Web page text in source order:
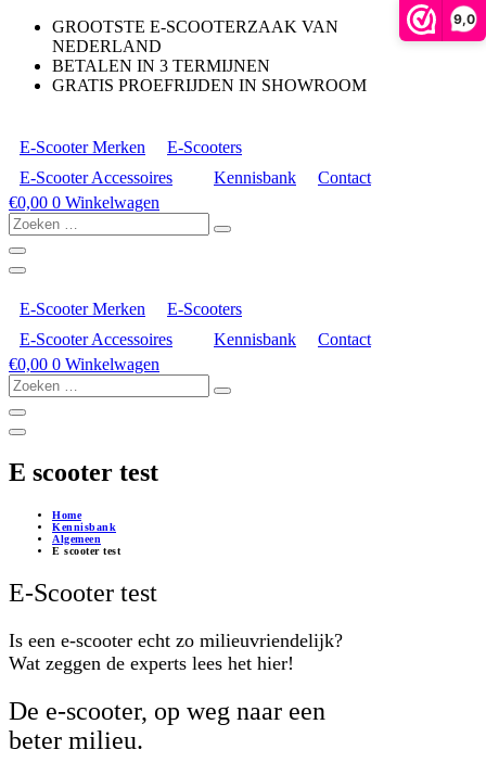
9,0
GROOTSTE E-SCOOTERZAAK VAN
NEDERLAND
BETALEN IN 3 TERMIJNEN
GRATIS PROEFRIJDEN IN SHOWROOM
E-Scooter Merken
E-Scooters
E-Scooter Accessoires
Kennisbank
Contact
€0,00 0 Winkelwagen
Zoeken
…
E-Scooter Merken
E-Scooters
E-Scooter Accessoires
Kennisbank
Contact
€0,00 0 Winkelwagen
Zoeken
…
E scooter test
Home
Kennisbank
Algemeen
E scooter test
E-Scooter test
Is een e-scooter echt zo milieuvriendelijk?
Wat zeggen de experts lees het hier!
De e-scooter, op weg naar een
beter milieu.